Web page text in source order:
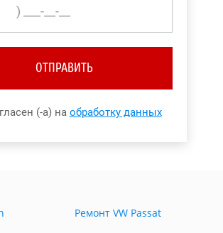
ОТПРАВИТЬ
(-а) на обработку данных
Ремонт VW Passat